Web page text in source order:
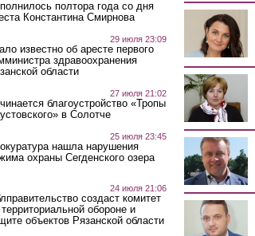
полтора года со дня
Константина Смирнова
29 июля 23:09
известно об аресте первого
здравоохранения
области
27 июля 21:02
благоустройство «Тропы
в Солотче
25 июля 23:45
нашла нарушения
охраны Сегденского озера
24 июля 21:06
создаст комитет
обороне и
объектов Рязанской области